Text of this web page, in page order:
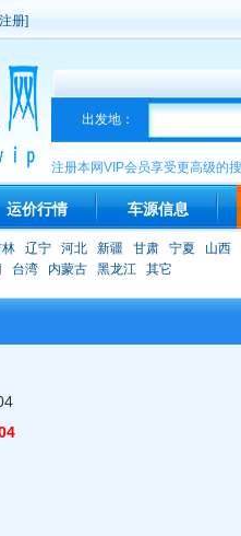
册]
出发地：
注册本网VIP会员享受更高级的
运价行情 车源信息
辽宁 河北 新疆 甘肃 宁夏
山西
台湾 内蒙古 黑龙江 其它